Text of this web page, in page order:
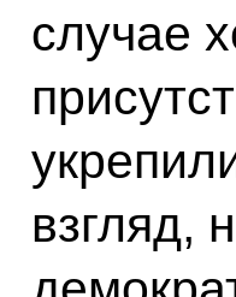
случае
взгляд,